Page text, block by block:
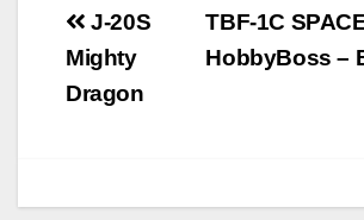
TBF-1C
HobbyBoss –
J-20S
Mighty
Dragon